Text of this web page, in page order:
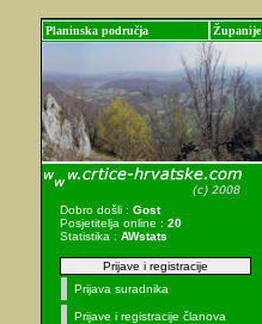
Planinska područja Županije
Dobro došli : Gost
Posjetitelja online : 20
Statistika : AWstats
Prijave i registracije
Prijava suradnika
Prijave i registracije članova